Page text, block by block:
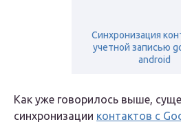
Синхронизация
учетной записью
android
Как уже говорилось выше,
синхронизации контактов с